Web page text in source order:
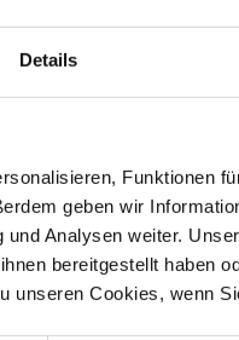
Details
Funktionen
geben wir
Analysen weiter.
bereitgestellt haben
unseren Cookies, wenn
Projekt gefährdet.
Grenzen. Agile
ist der hybride
mit der Flexibilität agiler
Reaktion auf Krisen.
– der Schlüssel zur